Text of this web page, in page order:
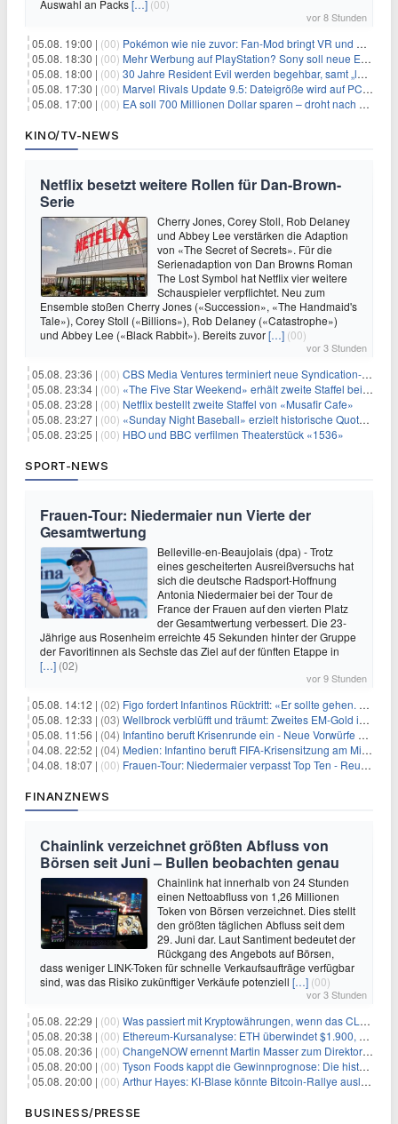
Auswahl an Packs[…] (00)
vor 8 Stunden
05.08. 19:00 | (00) Pokémon wie nie zuvor: Fan-Mod bringt VR und Ego-Perspektive nach Kanto
05.08. 18:30 | (00) Mehr Werbung auf PlayStation? Sony soll neue Einnahmequellen prüfen
05.08. 18:00 | (00) 30 Jahre Resident Evil werden begehbar, samt „lebensgroßem Leon“
05.08. 17:30 | (00) Marvel Rivals Update 9.5: Dateigröße wird auf PC und Konsolen deutlich reduziert
05.08. 17:00 | (00) EA soll 700 Millionen Dollar sparen – droht nach der Übernahme die nächste Entlassungswelle?
KINO/TV-NEWS
Netflix besetzt weitere Rollen für Dan-Brown-
Serie
Cherry Jones, Corey Stoll, Rob Delaney
und Abbey Lee verstärken die Adaption
von «The Secret of Secrets». Für die
Serienadaption von Dan Browns Roman
The Lost Symbol hat Netflix vier weitere
Schauspieler verpflichtet. Neu zum
Ensemble stoßen Cherry Jones («Succession», «The Handmaid's
Tale»), Corey Stoll («Billions»), Rob Delaney («Catastrophe»)
und Abbey Lee («Black Rabbit»). Bereits zuvor[…] (00)
vor 3 Stunden
05.08. 23:36 | (00) CBS Media Ventures terminiert neue Syndication-Formate
05.08. 23:34 | (00) «The Five Star Weekend» erhält zweite Staffel bei Peacock
05.08. 23:28 | (00) Netflix bestellt zweite Staffel von «Musafir Cafe»
05.08. 23:27 | (00) «Sunday Night Baseball» erzielt historische Quotenserie für NBC
05.08. 23:25 | (00) HBO und BBC verfilmen Theaterstück «1536»
SPORT-NEWS
Frauen-Tour: Niedermaier nun Vierte der
Gesamtwertung
Belleville-en-Beaujolais (dpa) - Trotz
eines gescheiterten Ausreißversuchs hat
sich die deutsche Radsport-Hoffnung
Antonia Niedermaier bei der Tour de
France der Frauen auf den vierten Platz
der Gesamtwertung verbessert. Die 23-
Jährige aus Rosenheim erreichte 45 Sekunden hinter der Gruppe
der Favoritinnen als Sechste das Ziel auf der fünften Etappe in
[…] (02)
vor 9 Stunden
05.08. 14:12 | (02) Figo fordert Infantinos Rücktritt: «Er sollte gehen. Jetzt»
05.08. 12:33 | (03) Wellbrock verblüfft und träumt: Zweites EM-Gold in Paris
05.08. 11:56 | (04) Infantino beruft Krisenrunde ein - Neue Vorwürfe gegen FIFA
04.08. 22:52 | (04) Medien: Infantino beruft FIFA-Krisensitzung am Mittwoch ein
04.08. 18:07 | (00) Frauen-Tour: Niedermaier verpasst Top Ten - Reusser siegt
FINANZNEWS
Chainlink verzeichnet größten Abfluss von
Börsen seit Juni – Bullen beobachten genau
Chainlink hat innerhalb von 24 Stunden
einen Nettoabfluss von 1,26 Millionen
Token von Börsen verzeichnet. Dies stellt
den größten täglichen Abfluss seit dem
29. Juni dar. Laut Santiment bedeutet der
Rückgang des Angebots auf Börsen,
dass weniger LINK-Token für schnelle Verkaufsaufträge verfügbar
sind, was das Risiko zukünftiger Verkäufe potenziell […] (00)
vor 3 Stunden
05.08. 22:29 | (00) Was passiert mit Kryptowährungen, wenn das CLARITY-Gesetz diese Woche scheitert? Hougan erklärt
05.08. 20:38 | (00) Ethereum-Kursanalyse: ETH überwindet $1.900, aber größere Herausforderungen stehen bevor
05.08. 20:36 | (00) ChangeNOW ernennt Martin Masser zum Direktor für strategische Partnerschaften
05.08. 20:00 | (00) Tyson Foods kappt die Gewinnprognose: Die historische Rinderkrise will einfach nicht enden
05.08. 20:00 | (00) Arthur Hayes: KI-Blase könnte Bitcoin-Rallye auslösen
BUSINESS/PRESSE